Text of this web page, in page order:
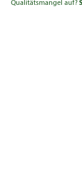
Qualitätsmangel auf?